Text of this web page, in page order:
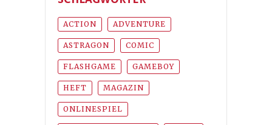
ACTION ADVENTURE
ASTRAGON COMIC
FLASHGAME GAMEBOY
HEFT MAGAZIN
ONLINESPIEL